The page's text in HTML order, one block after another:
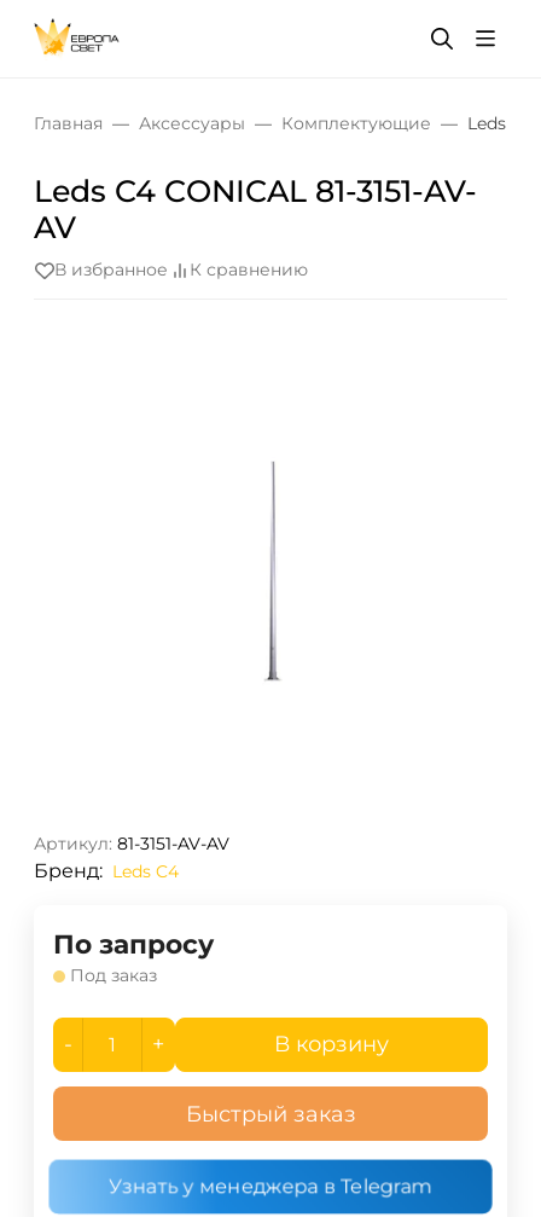
Главная Аксессуары Комплектующие Leds C4
Leds C4 CONICAL 81-3151-AV-
AV
В избранное К сравнению
Артикул: 81-3151-AV-AV
Бренд: Leds C4
По запросу
Под заказ
- + В корзину
Быстрый заказ
Узнать у менеджера в Telegram